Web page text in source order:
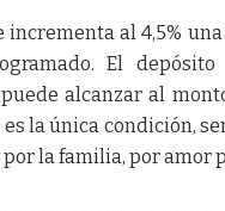
incrementa al 4,5%
El
alcanzar al
la única condición,
la familia, por amor